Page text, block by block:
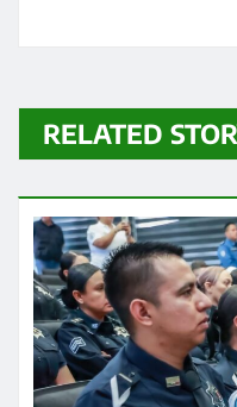
RELATED